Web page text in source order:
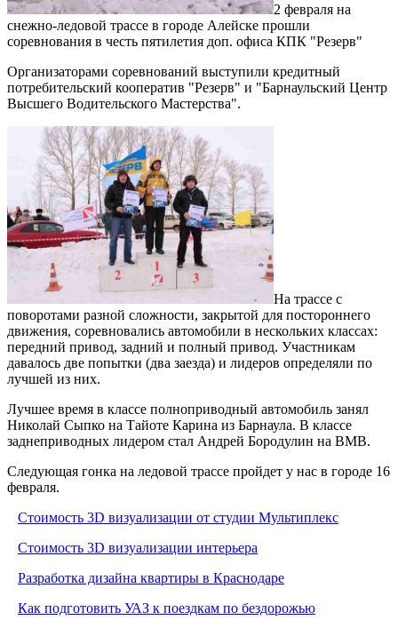
2 февраля на
снежно-ледовой трассе в городе Алейске прошли
соревнования в честь пятилетия доп. офиса КПК "Резерв"
Организаторами соревнований выступили кредитный
потребительский кооператив "Резерв" и "Барнаульский Центр
Высшего Водительского Мастерства".
На трассе с
поворотами разной сложности, закрытой для постороннего
движения, соревновались автомобили в нескольких классах:
передний привод, задний и полный привод. Участникам
давалось две попытки (два заезда) и лидеров определяли по
лучшей из них.
Лучшее время в классе полноприводный автомобиль занял
Николай Сыпко на Тайоте Карина из Барнаула. В классе
заднеприводных лидером стал Андрей Бородулин на BMB.
Следующая гонка на ледовой трассе пройдет у нас в городе 16
февраля.
Стоимость 3D визуализации от студии Мультиплекс
Стоимость 3D визуализации интерьера
Разработка дизайна квартиры в Краснодаре
Как подготовить УАЗ к поездкам по бездорожью